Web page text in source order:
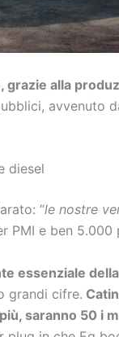
alla
avvenuto
diesel
“le nostre
PMI e ben
essenziale
grandi cifre.
saranno 50 i